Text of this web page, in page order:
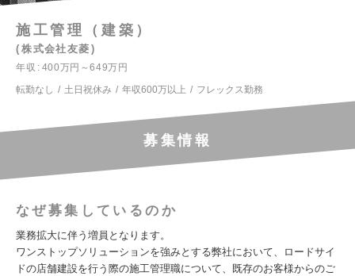
施工管理（建築）
株式会社友菱
年収
400万円～649万円
転勤なし
土日祝休み 年収600万以上 フレックス勤務
募集情報
なぜ募集しているのか
業務拡大に伴う増員となります。
ワンストップソリューションを強みとする弊社において、ロードサイ
ドの店舗建設を行う際の施工管理職について、既存のお客様からのご